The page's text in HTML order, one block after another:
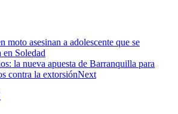
moto asesinan a adolescente que se
Soledad
la nueva apuesta de Barranquilla para
contra la extorsiónNext